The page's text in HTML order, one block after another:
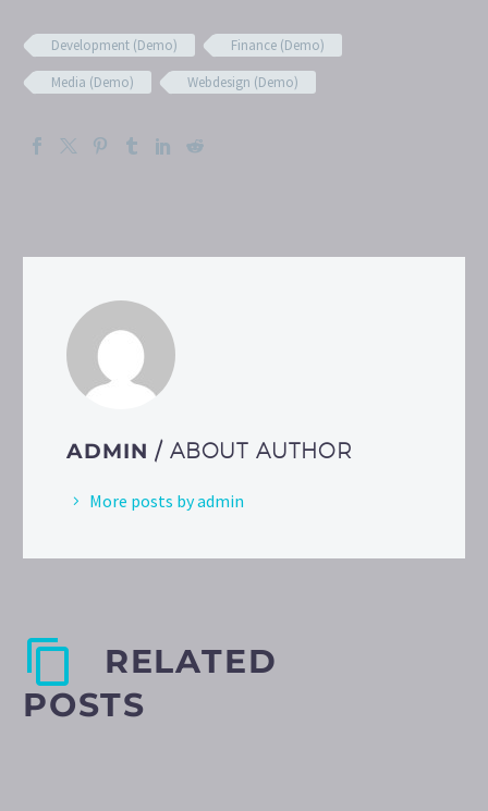
Development (Demo)
Finance (Demo)
Media (Demo)
Webdesign (Demo)
ADMIN / ABOUT AUTHOR
More posts by admin
RELATED
POSTS